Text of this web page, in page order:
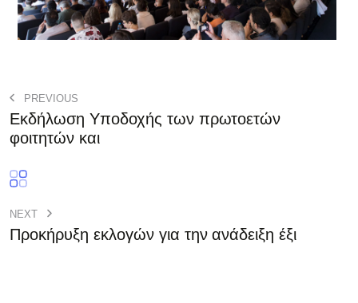
PREVIOUS
Εκδήλωση Υποδοχής των πρωτοετών
φοιτητών και
NEXT
Προκήρυξη εκλογών για την ανάδειξη έξι